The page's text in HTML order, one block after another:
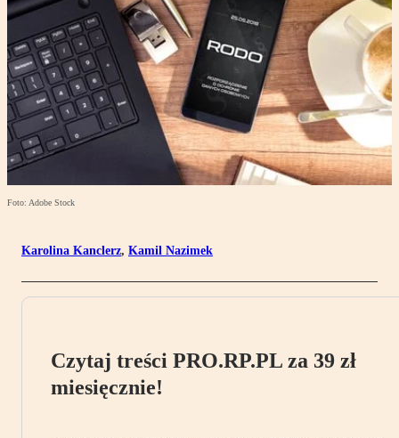
Foto: Adobe Stock
Karolina Kanclerz, Kamil Nazimek
Czytaj treści PRO.RP.PL za 39 zł
miesięcznie!